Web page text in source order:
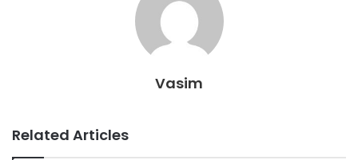
Vasim
Related Articles